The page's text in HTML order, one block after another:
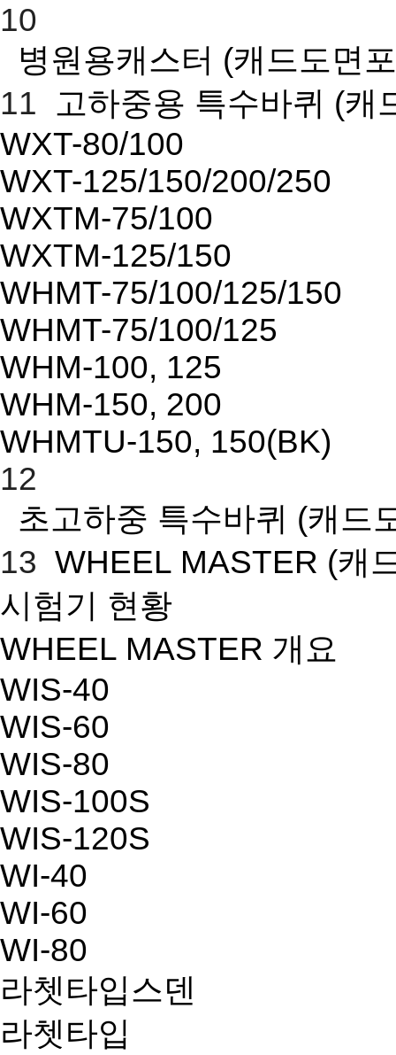
10
병원용캐스터 (캐드도면
11
고하중용 특수바퀴 (캐
WXT-80/100
WXT-125/150/200/250
WXTM-75/100
WXTM-125/150
WHMT-75/100/125/150
WHMT-75/100/125
WHM-100, 125
WHM-150, 200
WHMTU-150, 150(BK)
12
초고하중 특수바퀴 (캐드
13 WHEEL MASTER (캐
시험기 현황
WHEEL MASTER 개요
WIS-40
WIS-60
WIS-80
WIS-100S
WIS-120S
WI-40
WI-60
WI-80
라쳇타입스덴
라쳇타입